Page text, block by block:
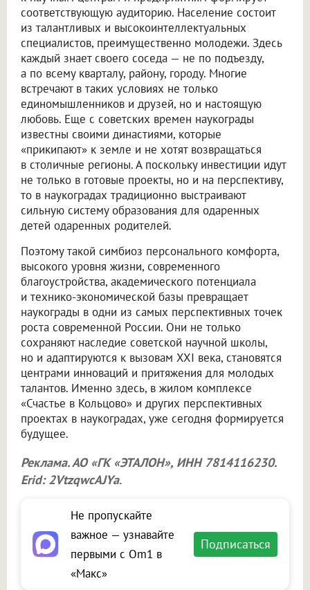
соответствующую аудиторию. Население состоит
из талантливых и высокоинтеллектуальных
специалистов, преимущественно молодежи. Здесь
каждый знает своего соседа — не по подъезду,
а по всему кварталу, району, городу. Многие
встречают в таких условиях не только
единомышленников и друзей, но и настоящую
любовь. Еще с советских времен наукограды
известны своими династиями, которые
«прикипают» к земле и не хотят возвращаться
в столичные регионы. А поскольку инвестиции идут
не только в готовые проекты, но и на перспективу,
то в наукоградах традиционно выстраивают
сильную систему образования для одаренных
детей одаренных родителей.
Поэтому такой симбиоз персонального комфорта,
высокого уровня жизни, современного
благоустройства, академического потенциала
и технико-экономической базы превращает
наукограды в одни из самых перспективных точек
роста современной России. Они не только
сохраняют наследие советской научной школы,
но и адаптируются к вызовам XXI века, становятся
центрами инноваций и притяжения для молодых
талантов. Именно здесь, в жилом комплексе
«Счастье в Кольцово» и других перспективных
проектах в наукоградах, уже сегодня формируется
будущее.
Реклама. АО «ГК «ЭТАЛОН», ИНН 7814116230.
Erid: 2VtzqwcAJYa.
Не пропускайте
важное — узнавайте
первыми с Om1 в
«Макс»
Подписаться